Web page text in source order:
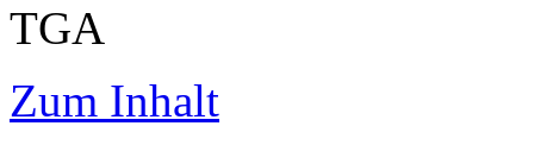
TGA
Zum Inhalt